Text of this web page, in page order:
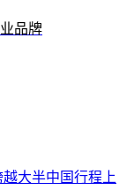
品牌
大半中国行程上